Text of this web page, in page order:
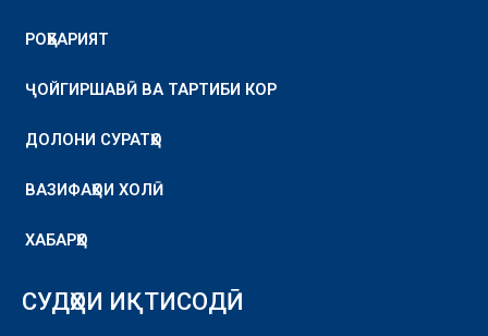
РОҲБАРИЯТ
ҶОЙГИРШАВӢ ВА ТАРТИБИ КОР
ДОЛОНИ СУРАТҲО
ВАЗИФАҲОИ ХОЛӢ
ХАБАРҲО
СУДҲОИ ИҚТИСОДӢ